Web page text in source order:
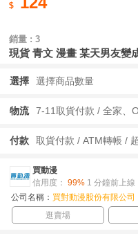
銷量 : 3
現貨 青文 漫畫 某天男友變
選擇 選擇商品數量
物流
付款 取貨付款 / ATM轉帳 /
買動漫
信用度： 99% 1 分鐘前上線
公司名稱： 買對動漫股份有限公司
逛賣場